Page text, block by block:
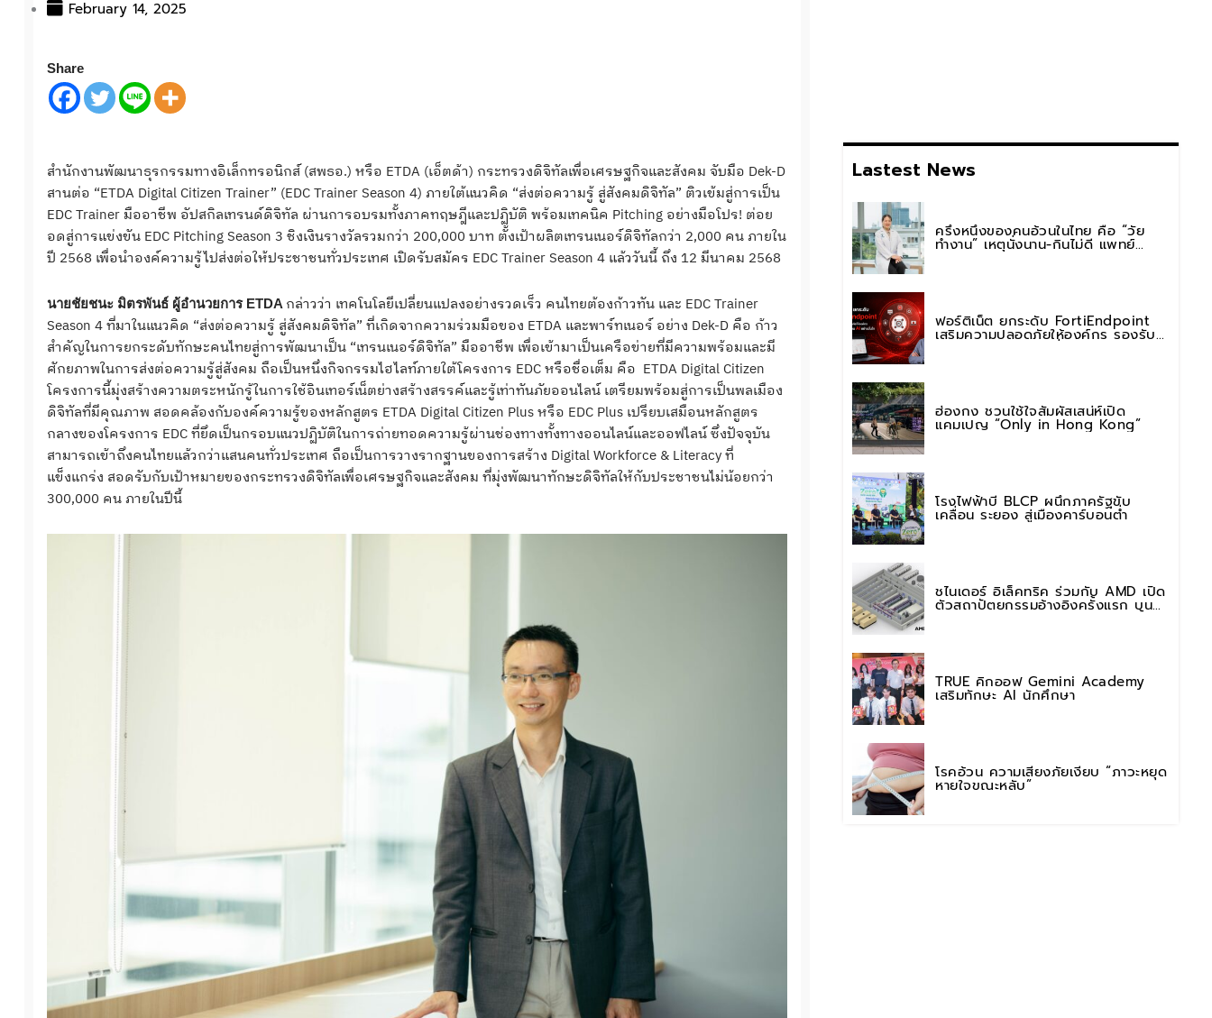
February 14, 2025
Share
สำนักงานพัฒนาธุรกรรมทางอิเล็กทรอนิกส์ (สพธอ.) หรือ ETDA (เอ็ตด้า) กระทรวงดิจิทัลเพื่อเศรษฐกิจและสังคม จับมือ Dek-D
สานต่อ “ETDA Digital Citizen Trainer” (EDC Trainer Season 4) ภายใต้แนวคิด “ส่งต่อความรู้ สู่สังคมดิจิทัล” ติวเข้มสู่การเป็น
EDC Trainer มืออาชีพ อัปสกิลเทรนด์ดิจิทัล ผ่านการอบรมทั้งภาคทฤษฎีและปฏิบัติ พร้อมเทคนิค Pitching อย่างมือโปร! ต่อย
อดสู่การแข่งขัน EDC Pitching Season 3 ชิงเงินรางวัลรวมกว่า 200,000 บาท ตั้งเป้าผลิตเทรนเนอร์ดิจิทัลกว่า 2,000 คน ภายใน
ปี 2568 เพื่อนำองค์ความรู้ไปส่งต่อให้ประชาชนทั่วประเทศ เปิดรับสมัคร EDC Trainer Season 4 แล้ววันนี้ ถึง 12 มีนาคม 2568
นายชัยชนะ มิตรพันธ์ ผู้อำนวยการ ETDA กล่าวว่า เทคโนโลยีเปลี่ยนแปลงอย่างรวดเร็ว คนไทยต้องก้าวทัน และ EDC Trainer
Season 4 ที่มาในแนวคิด “ส่งต่อความรู้ สู่สังคมดิจิทัล” ที่เกิดจากความร่วมมือของ ETDA และพาร์ทเนอร์ อย่าง Dek-D คือ ก้าว
สำคัญในการยกระดับทักษะคนไทยสู่การพัฒนาเป็น “เทรนเนอร์ดิจิทัล” มืออาชีพ เพื่อเข้ามาเป็นเครือข่ายที่มีความพร้อมและมี
ศักยภาพในการส่งต่อความรู้สู่สังคม ถือเป็นหนึ่งกิจกรรมไฮไลท์ภายใต้โครงการ EDC หรือชื่อเต็ม คือ ETDA Digital Citizen
โครงการนี้มุ่งสร้างความตระหนักรู้ในการใช้อินเทอร์เน็ตย่างสร้างสรรค์และรู้เท่าทันภัยออนไลน์ เตรียมพร้อมสู่การเป็นพลเมือง
ดิจิทัลที่มีคุณภาพ สอดคล้องกับองค์ความรู้ของหลักสูตร ETDA Digital Citizen Plus หรือ EDC Plus เปรียบเสมือนหลักสูตร
กลางของโครงการ EDC ที่ยึดเป็นกรอบแนวปฏิบัติในการถ่ายทอดความรู้ผ่านช่องทางทั้งทางออนไลน์และออฟไลน์ ซึ่งปัจจุบัน
สามารถเข้าถึงคนไทยแล้วกว่าแสนคนทั่วประเทศ ถือเป็นการวางรากฐานของการสร้าง Digital Workforce & Literacy ที่
แข็งแกร่ง สอดรับกับเป้าหมายของกระทรวงดิจิทัลเพื่อเศรษฐกิจและสังคม ที่มุ่งพัฒนาทักษะดิจิทัลให้กับประชาชนไม่น้อยกว่า
300,000 คน ภายในปีนี้
Lastest News
ครึ่งหนึ่งของคนอ้วนในไทย คือ “วัย
ทำงาน” เหตุนั่งนาน-กินไม่ดี แพทย์
รพ.วิมุต พหลโยธิน เตือน “อย่าดูแค่เลข
ฟอร์ติเน็ต ยกระดับ FortiEndpoint
เสริมความปลอดภัยให้องค์กร รองรับ
ฮ่องกง ชวนใช้ใจสัมผัสเสน่ห์เปิด
แคมเปญ “Only in Hong Kong”
โรงไฟฟ้าบี BLCP ผนึกภาครัฐขับ
เคลื่อน ระยอง สู่เมืองคาร์บอนต่ำ
ชไนเดอร์ อิเล็คทริค ร่วมกับ AMD เปิด
ตัวสถาปัตยกรรมอ้างอิงครั้งแรก บน
แพลตฟอร์ม “Helios” เร่งการติดตั้งใช้
TRUE คิกออฟ Gemini Academy
เสริมทักษะ AI นักศึกษา
โรคอ้วน ความเสี่ยงภัยเงียบ “ภาวะหยุด
หายใจขณะหลับ”